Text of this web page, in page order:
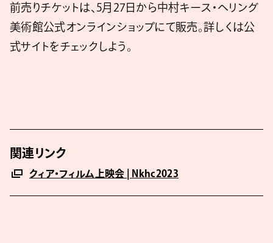
前売りチケットは、5月27日から中村キース・ヘリング
美術館公式オンラインショップにて販売。詳しくは公
式サイトをチェックしよう。
関連リンク
クィア・フィルム上映会 | Nkhc2023